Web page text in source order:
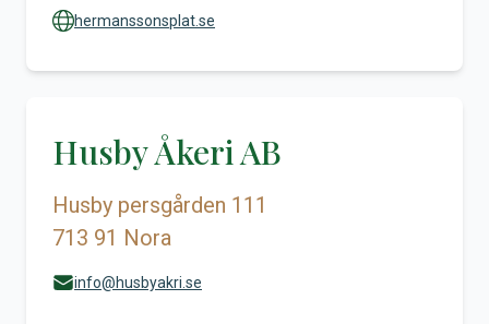
hermanssonsplat.se
Husby Åkeri AB
Husby persgården 111
713 91 Nora
info@husbyakri.se